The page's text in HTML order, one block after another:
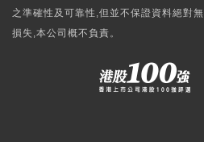
之準確性及可靠性,但並不保證資料絕對
損失,本公司概不負責。